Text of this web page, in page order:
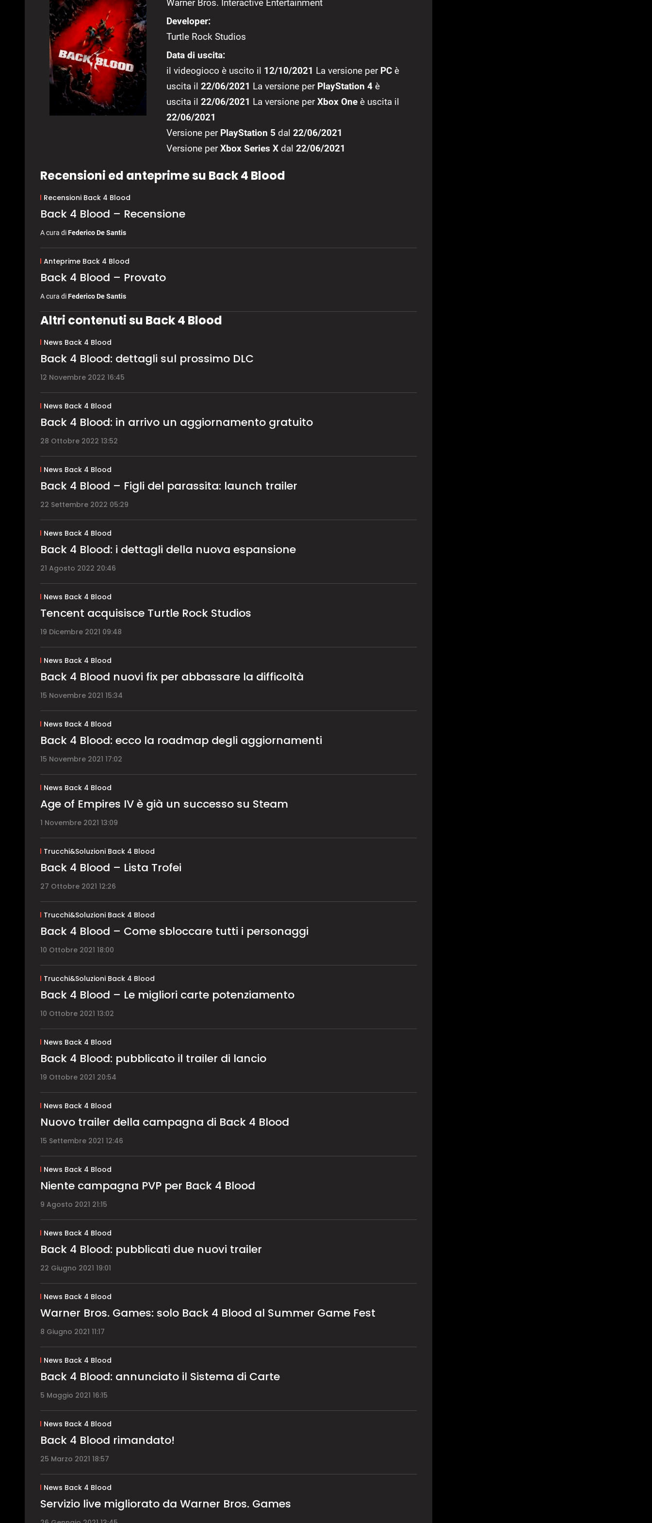
Warner Bros. Interactive Entertainment
Developer:
Turtle Rock Studios
Data di uscita:
il videogioco è uscito il 12/10/2021 La versione per PC è
uscita il 22/06/2021 La versione per PlayStation 4 è
uscita il 22/06/2021 La versione perXbox One è uscita il
22/06/2021
Versione per PlayStation 5 dal 22/06/2021
Versione perXbox Series X dal 22/06/2021
Recensioni ed anteprime su Back 4 Blood
Recensioni Back 4 Blood
Back 4 Blood – Recensione
A cura diFederico De Santis
Anteprime Back 4 Blood
Back 4 Blood – Provato
A cura diFederico De Santis
Altri contenuti su Back 4 Blood
News Back 4 Blood
Back 4 Blood: dettagli sul prossimo DLC
12 Novembre 2022 16:45
News Back 4 Blood
Back 4 Blood: in arrivo un aggiornamento gratuito
28 Ottobre 2022 13:52
News Back 4 Blood
Back 4 Blood – Figli del parassita: launch trailer
22 Settembre 2022 05:29
News Back 4 Blood
Back 4 Blood: i dettagli della nuova espansione
21 Agosto 2022 20:46
News Back 4 Blood
Tencent acquisisce Turtle Rock Studios
19 Dicembre 2021 09:48
News Back 4 Blood
Back 4 Blood nuovi fix per abbassare la difficoltà
15 Novembre 2021 15:34
News Back 4 Blood
Back 4 Blood: ecco la roadmap degli aggiornamenti
15 Novembre 2021 17:02
News Back 4 Blood
Age of Empires IV è già un successo su Steam
1 Novembre 2021 13:09
Trucchi&Soluzioni Back 4 Blood
Back 4 Blood – Lista Trofei
27 Ottobre 2021 12:26
Trucchi&Soluzioni Back 4 Blood
Back 4 Blood – Come sbloccare tutti i personaggi
10 Ottobre 2021 18:00
Trucchi&Soluzioni Back 4 Blood
Back 4 Blood – Le migliori carte potenziamento
10 Ottobre 2021 13:02
News Back 4 Blood
Back 4 Blood: pubblicato il trailer di lancio
19 Ottobre 2021 20:54
News Back 4 Blood
Nuovo trailer della campagna di Back 4 Blood
15 Settembre 2021 12:46
News Back 4 Blood
Niente campagna PVP per Back 4 Blood
9 Agosto 2021 21:15
News Back 4 Blood
Back 4 Blood: pubblicati due nuovi trailer
22 Giugno 2021 19:01
News Back 4 Blood
Warner Bros. Games: solo Back 4 Blood al Summer Game Fest
8 Giugno 2021 11:17
News Back 4 Blood
Back 4 Blood: annunciato il Sistema di Carte
5 Maggio 2021 16:15
News Back 4 Blood
Back 4 Blood rimandato!
25 Marzo 2021 18:57
News Back 4 Blood
Servizio live migliorato da Warner Bros. Games